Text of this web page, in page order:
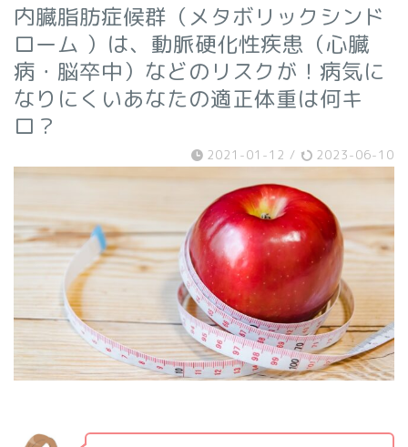
内臓脂肪症候群（メタボリックシンド
ローム ）は、動脈硬化性疾患（心臓
病・脳卒中）などのリスクが！病気に
なりにくいあなたの適正体重は何キ
ロ？
2021-01-12 / 2023-06-10